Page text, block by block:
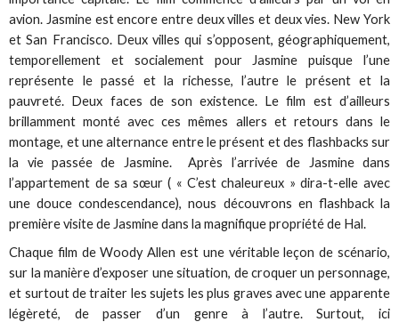
avion. Jasmine est encore entre deux villes et deux vies. New York
et San Francisco. Deux villes qui s’opposent, géographiquement,
temporellement et socialement pour Jasmine puisque l’une
représente le passé et la richesse, l’autre le présent et la
pauvreté. Deux faces de son existence. Le film est d’ailleurs
brillamment monté avec ces mêmes allers et retours dans le
montage, et une alternance entre le présent et des flashbacks sur
la vie passée de Jasmine. Après l’arrivée de Jasmine dans
l’appartement de sa sœur ( « C’est chaleureux » dira-t-elle avec
une douce condescendance), nous découvrons en flashback la
première visite de Jasmine dans la magnifique propriété de Hal.
Chaque film de Woody Allen est une véritable leçon de scénario,
sur la manière d’exposer une situation, de croquer un personnage,
et surtout de traiter les sujets les plus graves avec une apparente
légèreté, de passer d’un genre à l’autre. Surtout, ici